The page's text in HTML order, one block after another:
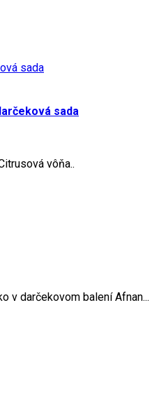
sada
vôňa..
darčekovom balení Afnan...